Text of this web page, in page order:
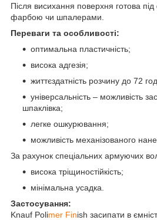
Після висихання поверхня готова
фарбою чи шпалерами.
Переваги та особливості:
оптимальна пластичність;
висока адгезія;
життєздатність розчину до 72
універсальність – можливість
шпаклівка;
легке ошкурювання;
можливість механізованого
За рахунок спеціальних армуючих
висока тріщиностійкість;
мінімальна усадка.
Застосування:
Knauf Polimer Finish засипати в